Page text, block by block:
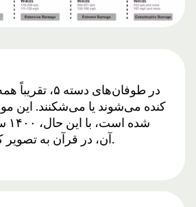
در طوفان‌های
کنده می‌شوند یا می‌شکنند. این
آن، در قرآن به تصویر کشیده شده است.